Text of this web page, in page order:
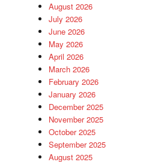
August 2026
July 2026
June 2026
May 2026
April 2026
March 2026
February 2026
January 2026
December 2025
November 2025
October 2025
September 2025
August 2025